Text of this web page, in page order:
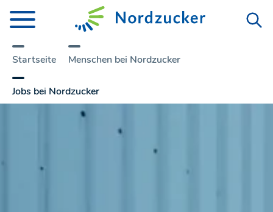
Startseite Menschen bei Nordzucker
Jobs bei Nordzucker